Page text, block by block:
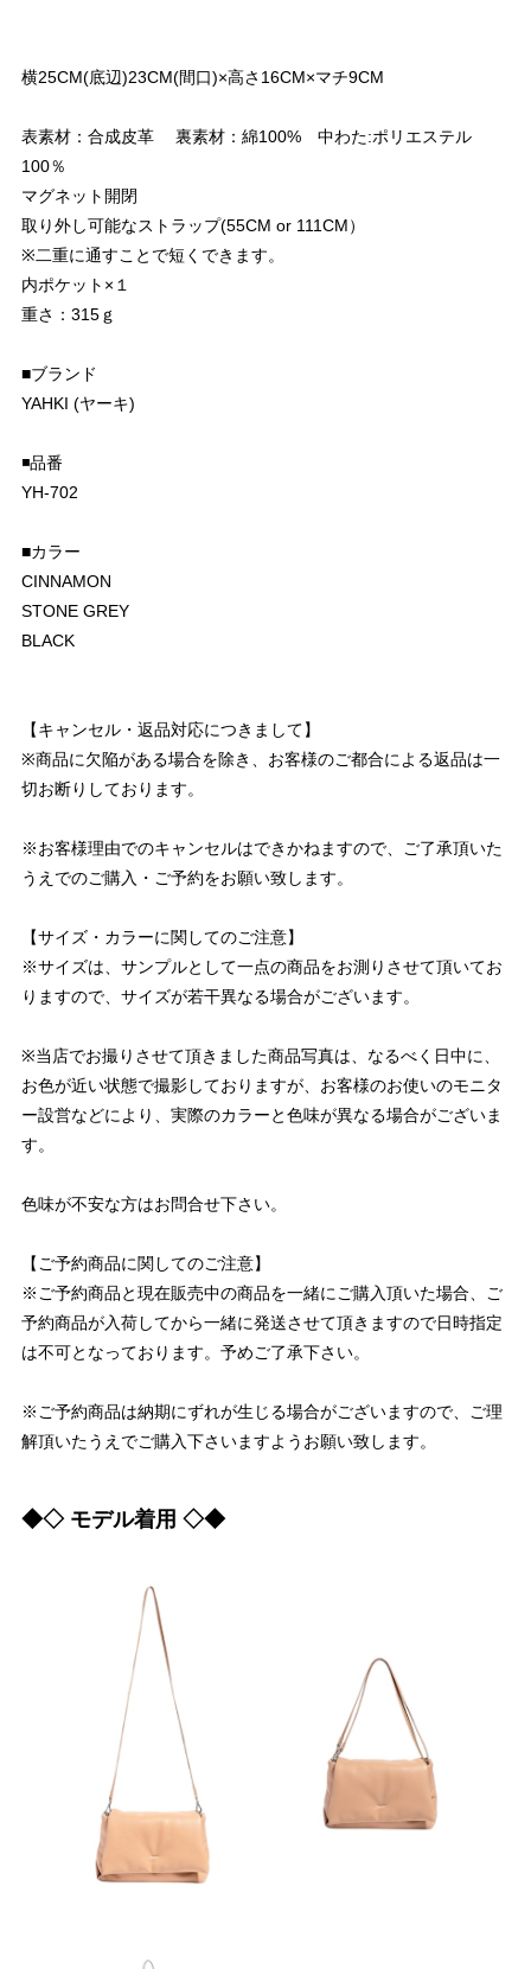
横25CM(底辺)23CM(間口)×高さ16CM×マチ9CM
表素材：合成皮革 裏素材：綿100% 中わた:ポリエステル
100％
マグネット開閉
取り外し可能なストラップ(55CM or 111CM）
※二重に通すことで短くできます。
内ポケット×１
重さ：315ｇ
■ブランド
YAHKI (ヤーキ)
◾️品番
YH-702
■カラー
CINNAMON
STONE GREY
BLACK
【キャンセル・返品対応につきまして】
※商品に欠陥がある場合を除き、お客様のご都合による返品は一
切お断りしております。
※お客様理由でのキャンセルはできかねますので、ご了承頂いた
うえでのご購入・ご予約をお願い致します。
【サイズ・カラーに関してのご注意】
※サイズは、サンプルとして一点の商品をお測りさせて頂いてお
りますので、サイズが若干異なる場合がございます。
※当店でお撮りさせて頂きました商品写真は、なるべく日中に、
お色が近い状態で撮影しておりますが、お客様のお使いのモニタ
ー設営などにより、実際のカラーと色味が異なる場合がございま
す。
色味が不安な方はお問合せ下さい。
【ご予約商品に関してのご注意】
※ご予約商品と現在販売中の商品を一緒にご購入頂いた場合、ご
予約商品が入荷してから一緒に発送させて頂きますので日時指定
は不可となっております。予めご了承下さい。
※ご予約商品は納期にずれが生じる場合がございますので、ご理
解頂いたうえでご購入下さいますようお願い致します。
◆◇ モデル着用 ◇◆